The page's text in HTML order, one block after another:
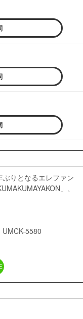
りとなるエレファン
」、
5580